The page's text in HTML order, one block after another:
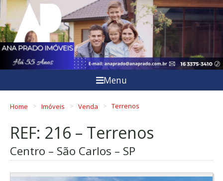
Menu
Home Imóveis Venda Terrenos
REF: 216 – Terrenos
Centro – São Carlos – SP